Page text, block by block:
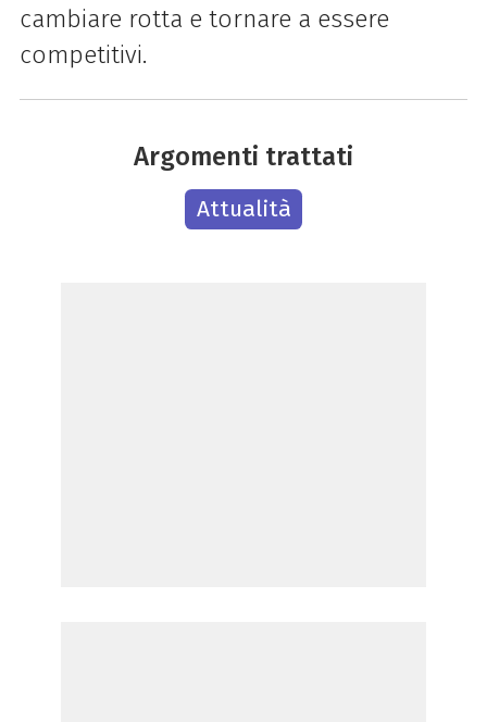
cambiare rotta e tornare a essere
competitivi.
Argomenti trattati
Attualità